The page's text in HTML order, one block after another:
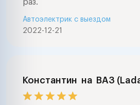
раз.
2022-12-21
Автоэлектрик с выездом
Константин на ВАЗ